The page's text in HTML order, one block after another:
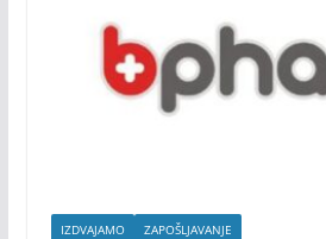
IZDVAJAMO ZAPOŠLJAVANJE